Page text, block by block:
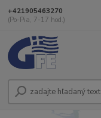
+421905463270
(Po-Pia, 7-17 hod.)